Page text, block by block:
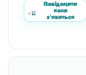
Повідомити
коли
з'явиться